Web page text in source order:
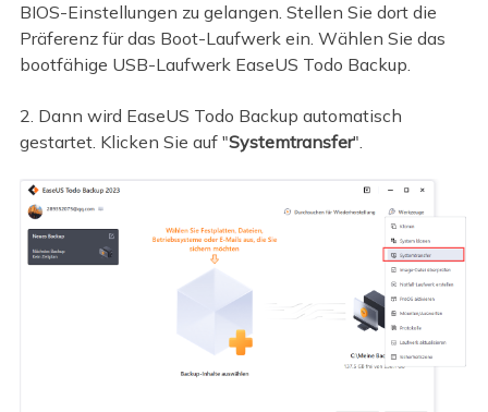
BIOS-Einstellungen zu gelangen. Stellen Sie dort die
Präferenz für das Boot-Laufwerk ein. Wählen Sie das
bootfähige USB-Laufwerk EaseUS Todo Backup.
2. Dann wird EaseUS Todo Backup automatisch
gestartet. Klicken Sie auf "Systemtransfer".